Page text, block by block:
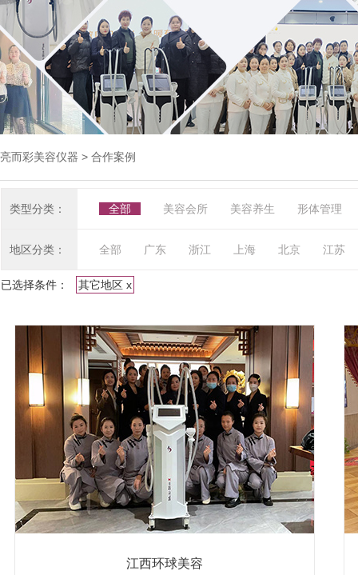
亮而彩美容仪器 > 合作案例
类型分类： 全部 美容会所 美容养生 形体管理
地区分类： 全部 广东 浙江 上海 北京 江苏
已选择条件： 其它地区 x
江西环球美容